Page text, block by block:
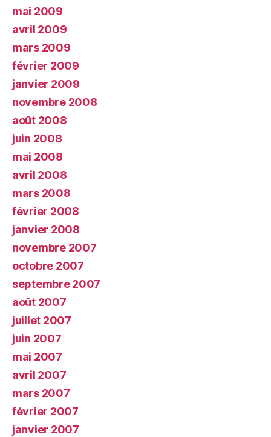
mai 2009
avril 2009
mars 2009
février 2009
janvier 2009
novembre 2008
août 2008
juin 2008
mai 2008
avril 2008
mars 2008
février 2008
janvier 2008
novembre 2007
octobre 2007
septembre 2007
août 2007
juillet 2007
juin 2007
mai 2007
avril 2007
mars 2007
février 2007
janvier 2007